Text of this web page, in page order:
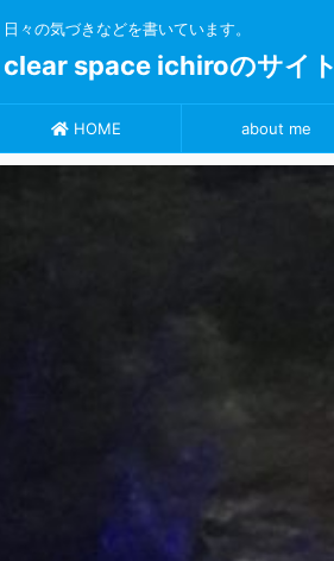
日々の気づきなどを書いています。
clear space ichiroのサイト
HOME about me